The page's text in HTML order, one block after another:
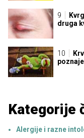
druga
Kategorije
Alergije i razne